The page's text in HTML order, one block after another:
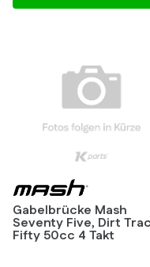
Gabelbrücke Mash
Seventy Five, Dirt
Fifty 50cc 4 Takt